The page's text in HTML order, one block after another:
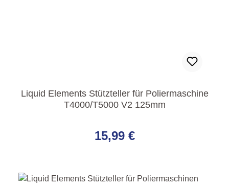
Liquid Elements Stützteller für Poliermaschine
T4000/T5000 V2 125mm
15,99 €